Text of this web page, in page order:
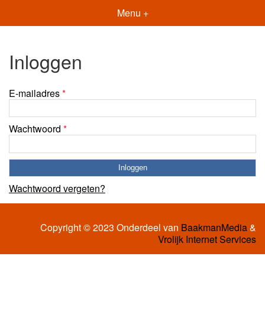
Menu +
Inloggen
E-mailadres*
Wachtwoord *
Wachtwoord vergeten?
Copyright © 2023 Onderdeel van BaakmanMedia&
Vrolijk Internet Services